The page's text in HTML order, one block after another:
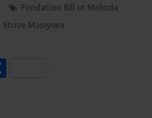
Fondation Bill et Melinda
Strive Masiyiwa